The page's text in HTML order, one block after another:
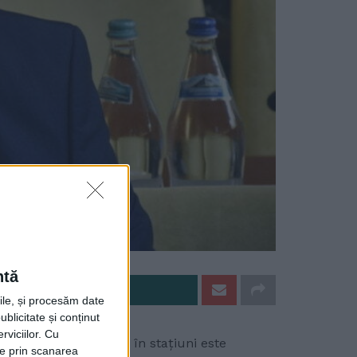
și procesăm date
și conținut
Cu
prin scanarea
a III-a, iar plecarea în stațiuni este